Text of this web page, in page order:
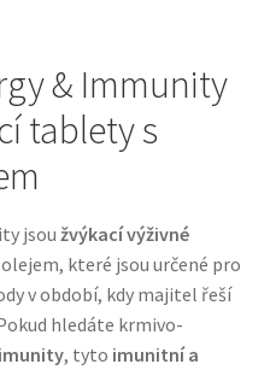
— Italské krmivo s
a přirozené složení
& Immunity
tablety s
jsou žvýkací výživné
které jsou určené pro
v období, kdy majitel řeší
hledáte krmivo-
, tyto imunitní a